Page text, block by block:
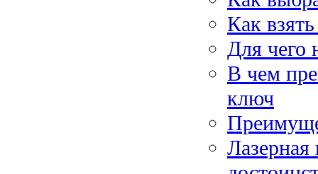
Как
Для чего
В чем
ключ